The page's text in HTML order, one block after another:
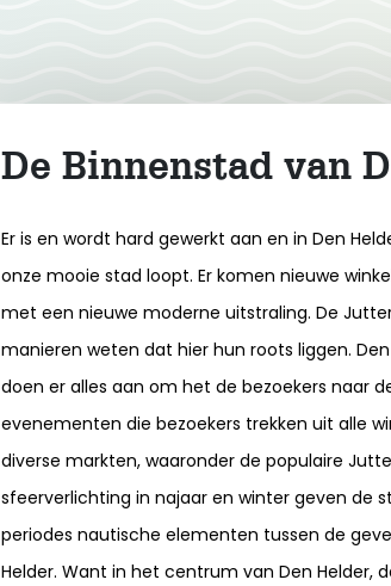
De Binnenstad van
Er is en wordt hard gewerkt aan en in Den
onze mooie stad loopt. Er komen nieuwe
met een nieuwe moderne uitstraling. De
manieren weten dat hier hun roots liggen.
doen er alles aan om het de bezoekers naar
evenementen die bezoekers trekken uit alle
diverse markten, waaronder de populaire
sfeerverlichting in najaar en winter geven de
periodes nautische elementen tussen de
Helder. Want in het centrum van Den Helder,